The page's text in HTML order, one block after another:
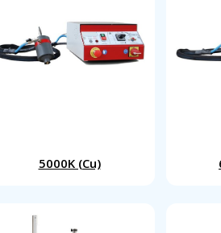
5000K (Cu)